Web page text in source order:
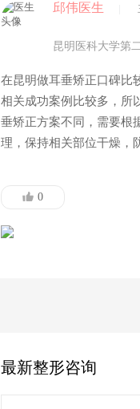
邱伟医生
昆明医科大学第
在昆明做耳垂矫正口碑比
相关成功案例比较多，所
垂矫正方案不同，需要根
理，保持相关部位干燥，
0
最新整形咨询